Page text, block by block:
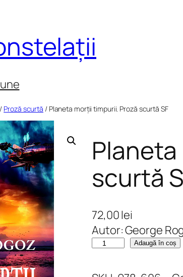
/ Proză scurtă / Planeta morții timpurii. Proză scurtă SF
scurtă
72,00lei
Autor: George
C
Adaugă în coș